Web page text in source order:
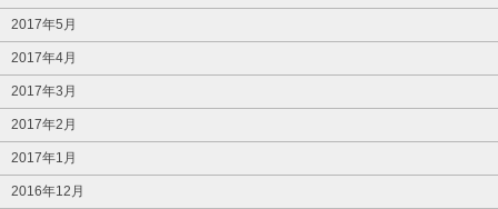
2017年5月
2017年4月
2017年3月
2017年2月
2017年1月
2016年12月